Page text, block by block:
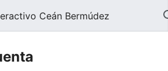
Ceán Bermúdez